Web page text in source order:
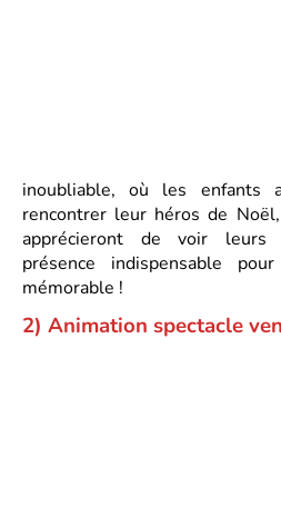
inoubliable, où les enfants
rencontrer leur héros de
apprécieront de voir leurs
présence indispensable
mémorable !
2) Animation spectacle